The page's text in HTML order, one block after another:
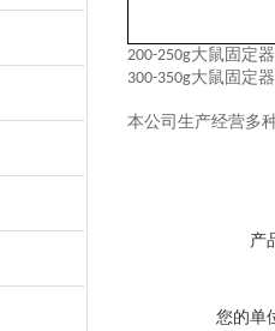
200-250g大鼠固定器
300-350g大鼠固定器
本公司生产经营多
产
您的单